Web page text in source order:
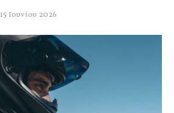
15 Ιουνίου 2026